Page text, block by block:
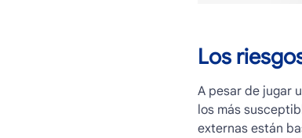
Los
A pesar de jugar
los más
externas están